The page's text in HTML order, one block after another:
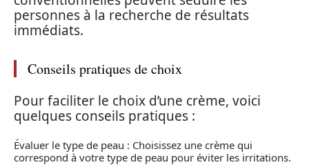
personnes à la recherche de résultats
immédiats.
Conseils pratiques de choix
Pour faciliter le choix d’une crème, voici
quelques conseils pratiques :
Évaluer le type de peau : Choisissez une crème qui
correspond à votre type de peau pour éviter les irritations.